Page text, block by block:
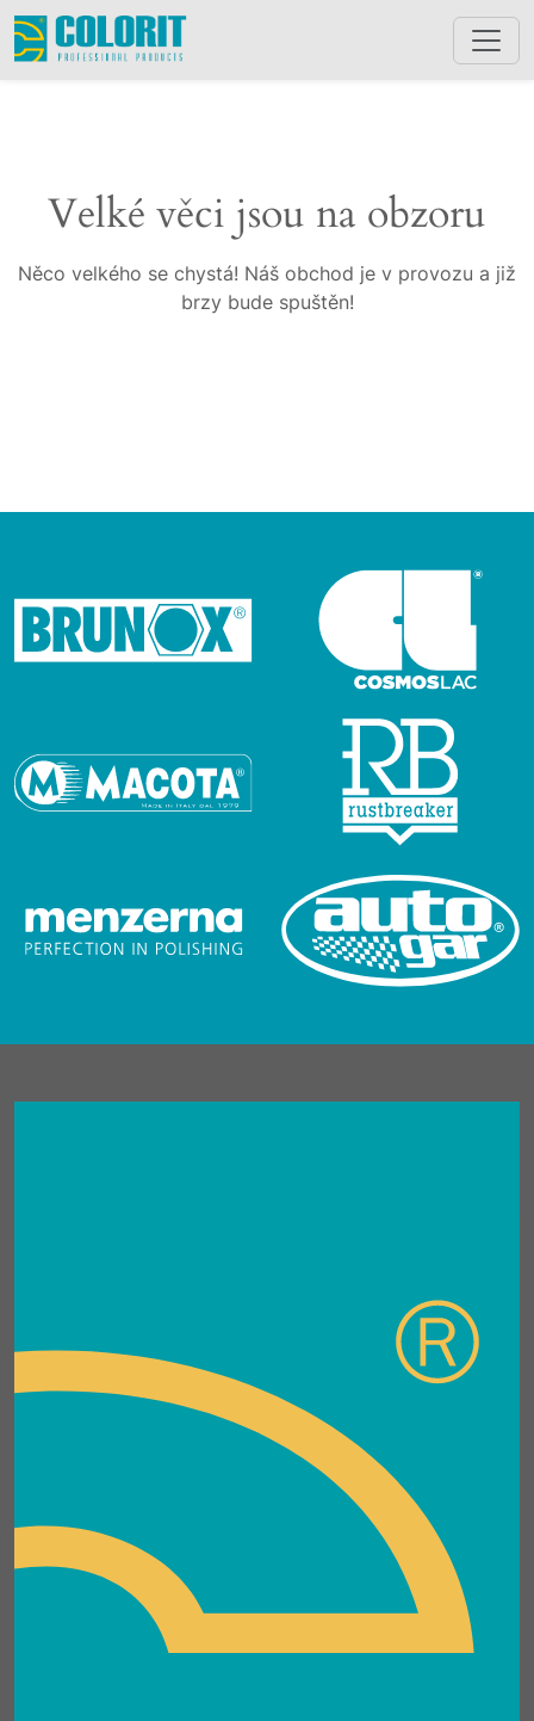
Velké věci jsou na obzoru
Něco velkého se chystá! Náš obchod je v provozu a již
brzy bude spuštěn!